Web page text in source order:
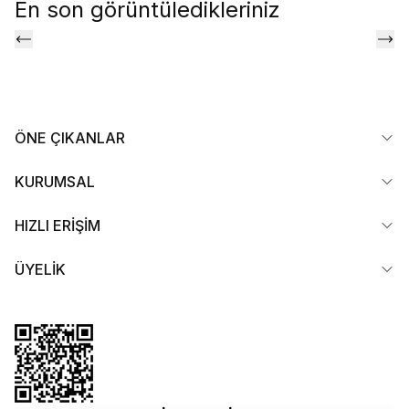
En son görüntüledikleriniz
ÖNE ÇIKANLAR
KURUMSAL
HIZLI ERİŞİM
ÜYELİK